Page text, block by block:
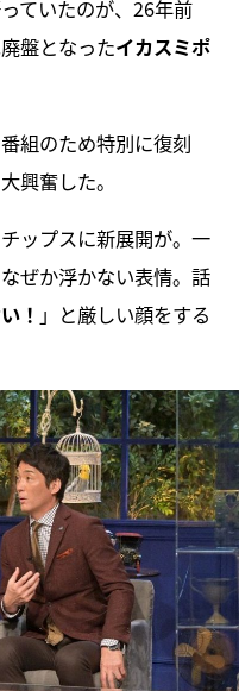
ていたのが、26年前
盤となったイカスミポ
組のため特別に復刻
興奮した。
ップスに新展開が。一
ぜか浮かない表情。話
！ 」と厳しい顔をする